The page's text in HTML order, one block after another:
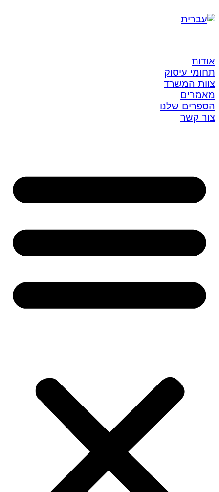
אודות
תחומי עיסוק
צוות המשרד
מאמרים
הספרים שלנו
צור קשר